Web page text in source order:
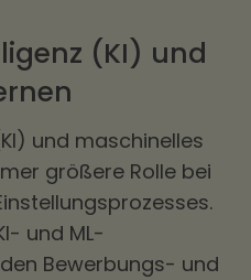
(KI) und
und maschinelles
größere Rolle bei
und ML-
Bewerbungs- und